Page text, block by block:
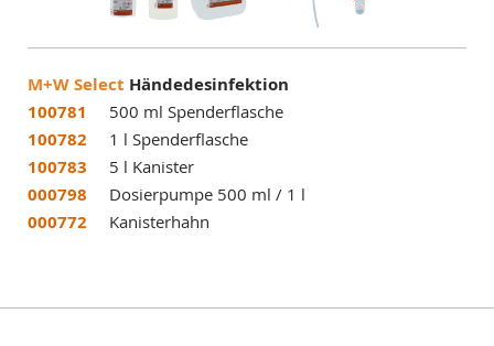
M+W Select Händedesinfektion
100781 500 ml Spenderflasche
100782 1 l Spenderflasche
100783 5 l Kanister
000798 Dosierpumpe 500 ml / 1 l
000772 Kanisterhahn